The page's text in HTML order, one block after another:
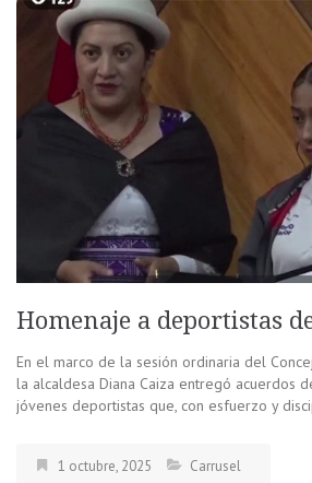
Homenaje a deportistas
En el marco de la sesión ordinaria del
la alcaldesa Diana Caiza entregó acuerdos
jóvenes deportistas que, con esfuerzo y
1 octubre, 2025 Carrusel